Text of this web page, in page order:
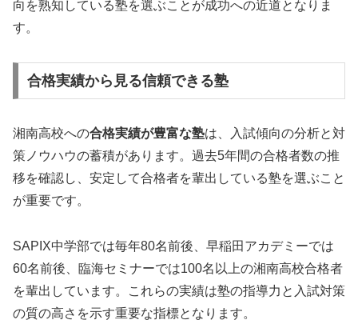
向を熟知している塾を選ぶことが成功への近道となりま
す。
合格実績から見る信頼できる塾
湘南高校への合格実績が豊富な塾は、入試傾向の分析と対
策ノウハウの蓄積があります。過去5年間の合格者数の推
移を確認し、安定して合格者を輩出している塾を選ぶこと
が重要です。
SAPIX中学部では毎年80名前後、早稲田アカデミーでは
60名前後、臨海セミナーでは100名以上の湘南高校合格者
を輩出しています。これらの実績は塾の指導力と入試対策
の質の高さを示す重要な指標となります。